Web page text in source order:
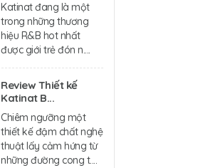
Katinat đang là một
trong những thương
hiệu R&B hot nhất
được giới trẻ đón n....
Review Thiết kế
Katinat B...
Chiêm ngưỡng một
thiết kế đậm chất nghệ
thuật lấy cảm hứng từ
những đường cong t....